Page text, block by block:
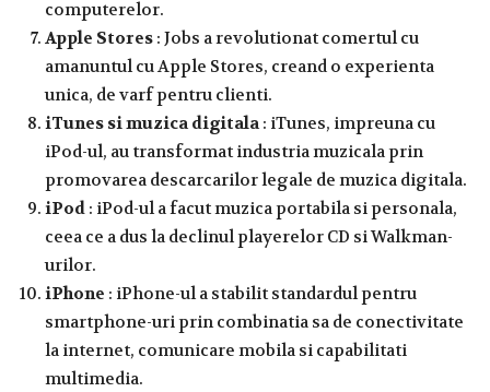
computerelor.
Apple Stores : Jobs a revolutionat comertul cu
amanuntul cu Apple Stores, creand o experienta
unica, de varf pentru clienti.
iTunes si muzica digitala : iTunes, impreuna cu
iPod-ul, au transformat industria muzicala prin
promovarea descarcarilor legale de muzica digitala.
iPod : iPod-ul a facut muzica portabila si personala,
ceea ce a dus la declinul playerelor CD si Walkman-
urilor.
iPhone : iPhone-ul a stabilit standardul pentru
smartphone-uri prin combinatia sa de conectivitate
la internet, comunicare mobila si capabilitati
multimedia.